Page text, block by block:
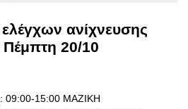
ανίχνευσης
20/10
09:00-15:00 ΜΑΖΙΚΗ